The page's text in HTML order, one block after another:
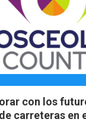
con los
carreteras en